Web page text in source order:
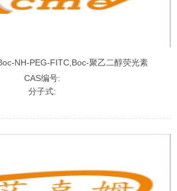
NH-PEG-FITC,Boc-聚乙二醇荧光素
CAS编号:
分子式: